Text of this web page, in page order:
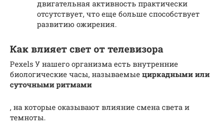
двигательная активность практически
отсутствует, что еще больше способствует
развитию ожирения.
Как влияет свет от телевизора
Pexels У нашего организма есть внутренние
биологические часы, называемые циркадными или
суточными ритмами
, на которые оказывают влияние смена света и
темноты.